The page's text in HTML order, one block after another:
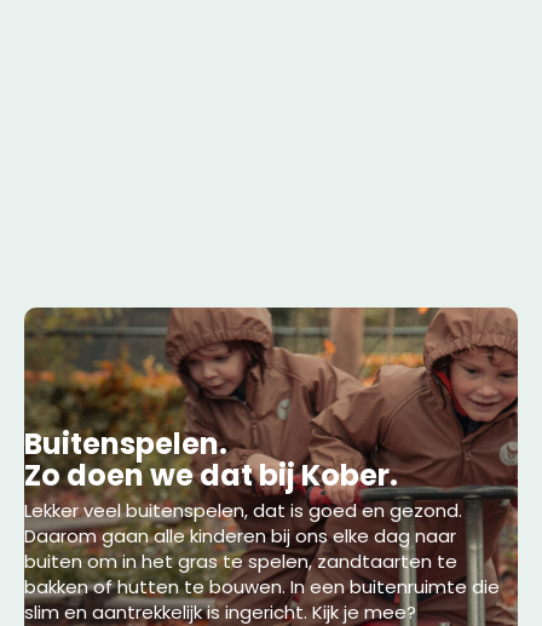
Buitenspelen.
Zo doen we dat bij Kober.
Lekker veel buitenspelen, dat is goed en gezond.
Daarom gaan alle kinderen bij ons elke dag naar
buiten om in het gras te spelen, zandtaarten te
bakken of hutten te bouwen. In een buitenruimte die
slim en aantrekkelijk is ingericht. Kijk je mee?